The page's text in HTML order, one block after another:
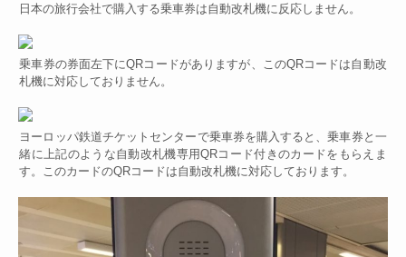
日本の旅行会社で購入する乗車券は自動改札機に反応しません。
乗車券の券面左下にQRコードがありますが、このQRコードは自動改
札機に対応しておりません。
ヨーロッパ鉄道チケットセンターで乗車券を購入すると、乗車券と一
緒に上記のような自動改札機専用QRコード付きのカードをもらえま
す。このカードのQRコードは自動改札機に対応しております。